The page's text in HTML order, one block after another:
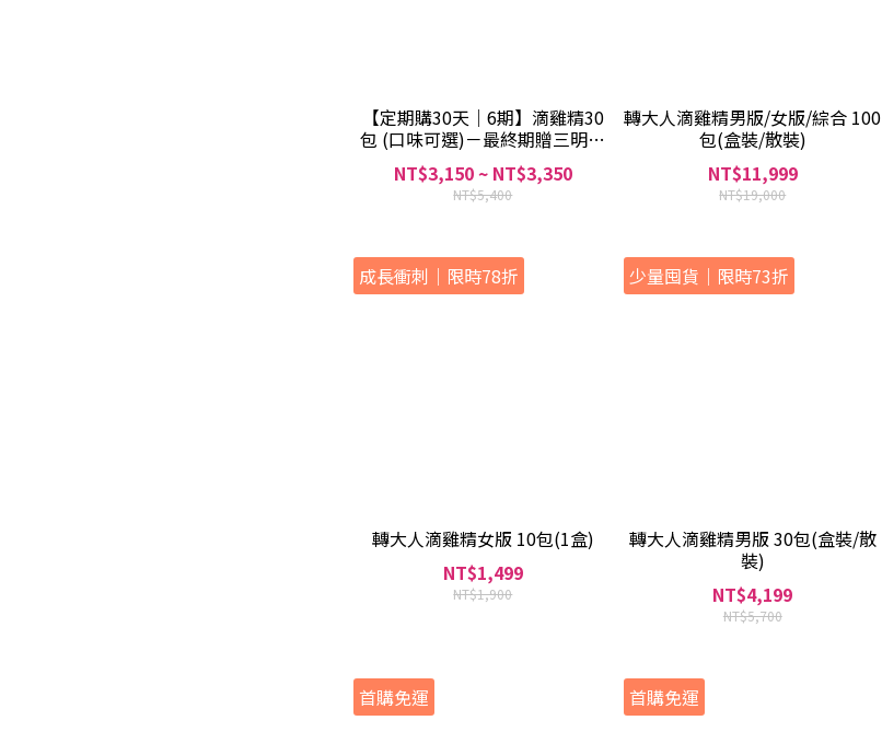
【定期購30天｜6期】滴雞精30
包 (口味可選)－最終期贈三明治
NT$3,150 ~ NT$3,350
NT$5,400
轉大人滴雞精男版/女版/綜合 100
包(盒裝/散裝)
NT$11,999
NT$19,000
成長衝刺｜限時78折
轉大人滴雞精女版 10包(1盒)
NT$1,499
NT$1,900
少量囤貨｜限時73折
轉大人滴雞精男版 30包(盒裝/散
裝)
NT$4,199
NT$5,700
首購免運 首購免運